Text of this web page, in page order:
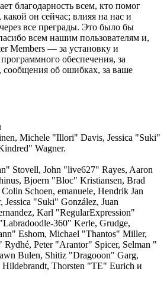
благодарность всем, кто помог
он сейчас; влияя на нас и
все преграды. Это было бы
всем нашим пользователям и,
Members — за установку и
обеспечения, за
сообщения об ошибках, за ваше
Michele "Illori" Davis, Jessica "Suki"
Wagner.
Stovell, John "live627" Rayes, Aaron
Bjoern "Bloc" Kristiansen, Brad
Schoen, emanuele, Hendrik Jan
Jessica "Suki" González, Juan
Karl "RegularExpression"
360" Kerle, Grudge,
Eshom, Michael "Thantos" Miller,
Peter "Arantor" Spicer, Selman "
Bulen, Shitiz "Dragooon" Garg,
Thorsten "TE" Eurich и